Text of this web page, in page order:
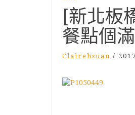
[新北板
餐點個
Clairehsuan /